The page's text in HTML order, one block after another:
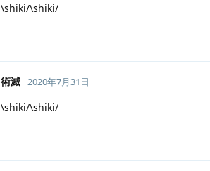
\shiki/\shiki/
術滅 2020年7月31日
\shiki/\shiki/